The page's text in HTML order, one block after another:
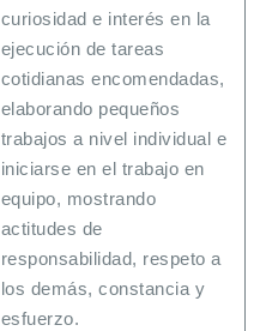
curiosidad e interés en la
ejecución de tareas
cotidianas encomendadas,
elaborando pequeños
trabajos a nivel individual e
iniciarse en el trabajo en
equipo, mostrando
actitudes de
responsabilidad, respeto a
los demás, constancia y
esfuerzo.